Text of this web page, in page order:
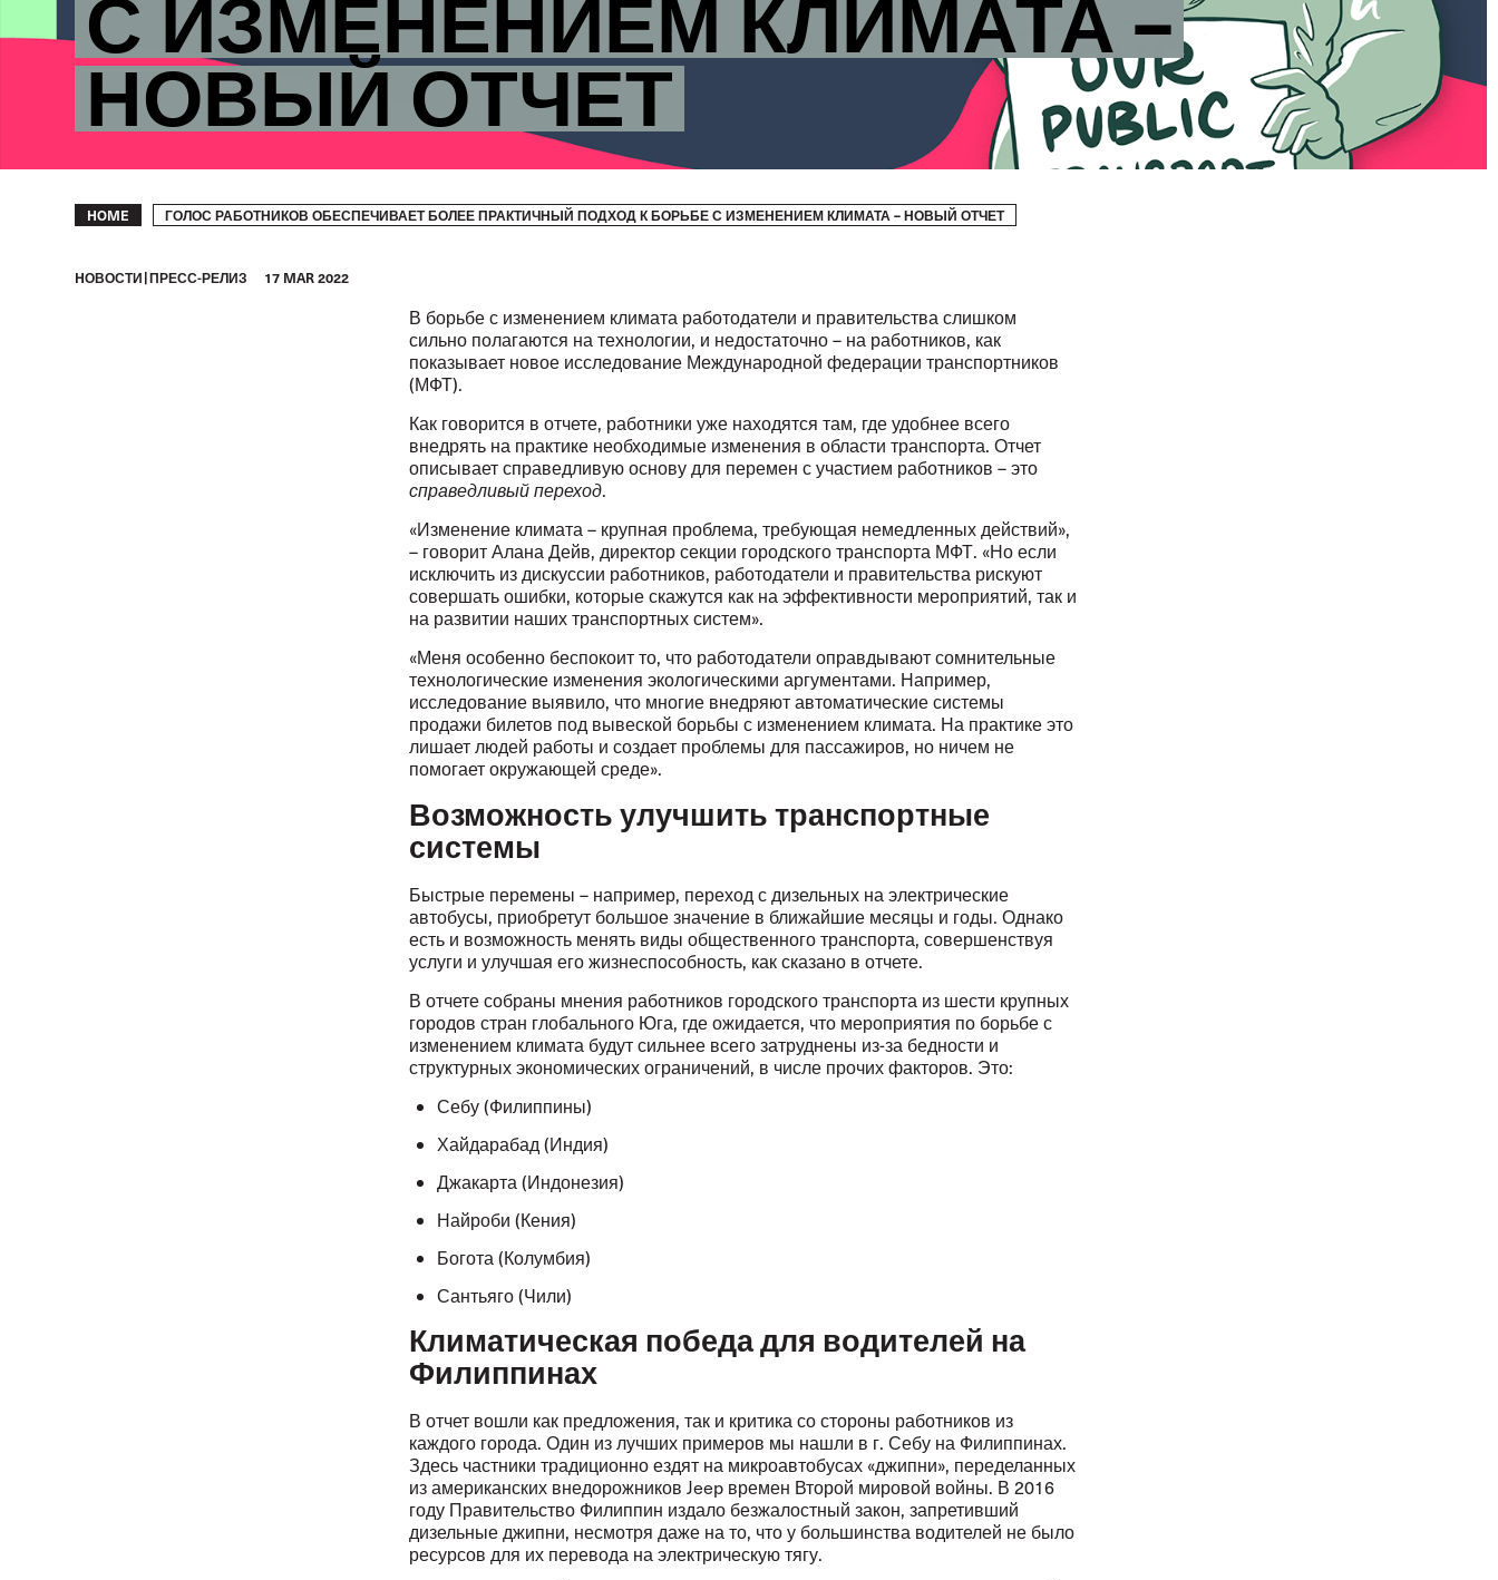
НОВЫЙ ОТЧЕТ
Breadcrumb
HOME ГОЛОС РАБОТНИКОВ ОБЕСПЕЧИВАЕТ БОЛЕЕ ПРАКТИЧНЫЙ ПОДХОД К БОРЬБЕ С ИЗМЕНЕНИЕМ КЛИМАТА – НОВЫЙ ОТЧЕТ
HОВОСТИ ПРЕСС-РЕЛИЗ 17 MAR 2022
В борьбе с изменением климата работодатели и правительства слишком
сильно полагаются на технологии, и недостаточно – на работников, как
показывает новое исследование Международной федерации транспортников
(МФТ).
Как говорится в отчете, работники уже находятся там, где удобнее всего
внедрять на практике необходимые изменения в области транспорта. Отчет
описывает справедливую основу для перемен с участием работников – это
справедливый переход.
«Изменение климата – крупная проблема, требующая немедленных действий»,
– говорит Алана Дейв, директор секции городского транспорта МФТ. «Но если
исключить из дискуссии работников, работодатели и правительства рискуют
совершать ошибки, которые скажутся как на эффективности мероприятий, так и
на развитии наших транспортных систем».
«Меня особенно беспокоит то, что работодатели оправдывают сомнительные
технологические изменения экологическими аргументами. Например,
исследование выявило, что многие внедряют автоматические системы
продажи билетов под вывеской борьбы с изменением климата. На практике это
лишает людей работы и создает проблемы для пассажиров, но ничем не
помогает окружающей среде».
Возможность улучшить транспортные
системы
Быстрые перемены – например, переход с дизельных на электрические
автобусы, приобретут большое значение в ближайшие месяцы и годы. Однако
есть и возможность менять виды общественного транспорта, совершенствуя
услуги и улучшая его жизнеспособность, как сказано в отчете.
В отчете собраны мнения работников городского транспорта из шести крупных
городов стран глобального Юга, где ожидается, что мероприятия по борьбе с
изменением климата будут сильнее всего затруднены из-за бедности и
структурных экономических ограничений, в числе прочих факторов. Это:
Себу (Филиппины)
Хайдарабад (Индия)
Джакарта (Индонезия)
Найроби (Кения)
Богота (Колумбия)
Сантьяго (Чили)
Климатическая победа для водителей на
Филиппинах
В отчет вошли как предложения, так и критика со стороны работников из
каждого города. Один из лучших примеров мы нашли в г. Себу на Филиппинах.
Здесь частники традиционно ездят на микроавтобусах «джипни», переделанных
из американских внедорожников Jeep времен Второй мировой войны. В 2016
году Правительство Филиппин издало безжалостный закон, запретивший
дизельные джипни, несмотря даже на то, что у большинства водителей не было
ресурсов для их перевода на электрическую тягу.